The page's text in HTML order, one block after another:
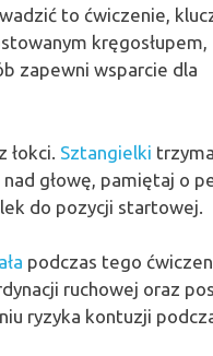
to ćwiczenie,
kręgosłupem,
zapewni wsparcie dla
Sztangielki
głowę, pamiętaj o
do pozycji startowej.
podczas tego
ruchowej oraz
ryzyka kontuzji